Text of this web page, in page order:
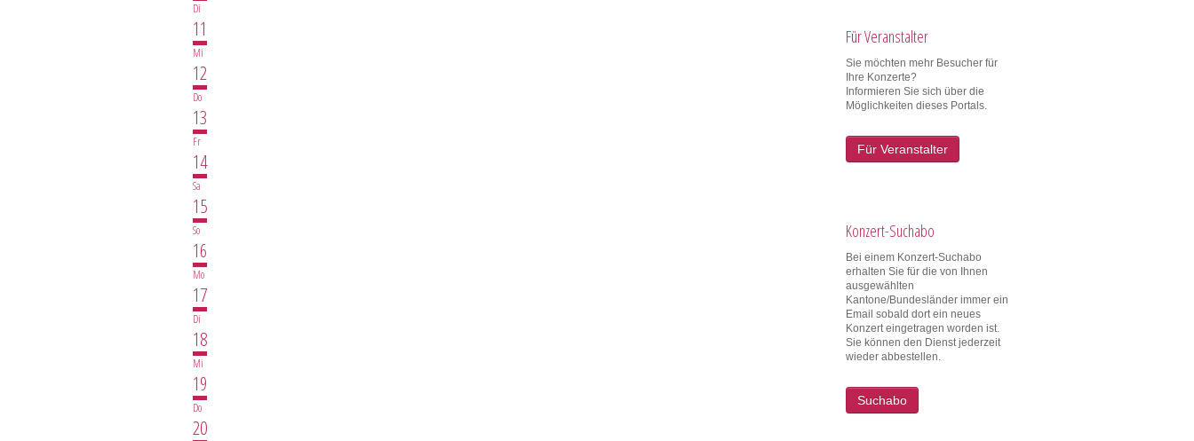
Di
11
Mi
12
Do
13
Fr
14
Sa
15
So
16
Mo
17
Di
18
Mi
19
Do
20
Für Veranstalter
Sie möchten mehr Besucher für
Ihre Konzerte?
Informieren Sie sich über die
Möglichkeiten dieses Portals.
Für Veranstalter
Konzert-Suchabo
Bei einem Konzert-Suchabo
erhalten Sie für die von Ihnen
ausgewählten
Kantone/Bundesländer immer ein
Email sobald dort ein neues
Konzert eingetragen worden ist.
Sie können den Dienst jederzeit
wieder abbestellen.
Suchabo